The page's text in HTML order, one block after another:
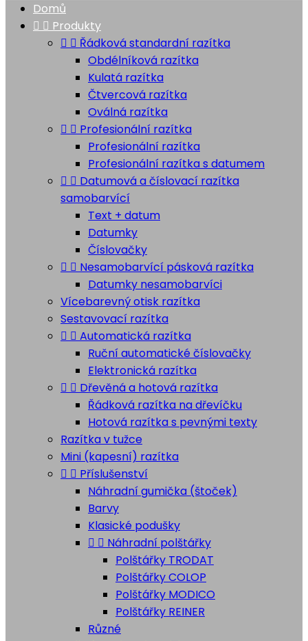
Domů
  Produkty
  Řádková standardní razítka
Obdélníková razítka
Kulatá razítka
Čtvercová razítka
Oválná razítka
  Profesionální razítka
Profesionální razítka
Profesionální razítka s datumem
  Datumová a číslovací razítka
samobarvící
Text + datum
Datumky
Číslovačky
  Nesamobarvící pásková razítka
Datumky nesamobarvíci
Vícebarevný otisk razítka
Sestavovací razítka
  Automatická razítka
Ruční automatické číslovačky
Elektronická razítka
  Dřevěná a hotová razítka
Řádková razítka na dřevíčku
Hotová razítka s pevnými texty
Razítka v tužce
Mini (kapesní) razítka
  Příslušenství
Náhradní gumička (štoček)
Barvy
Klasické podušky
  Náhradní polštářky
Polštářky TRODAT
Polštářky COLOP
Polštářky MODICO
Polštářky REINER
Různé